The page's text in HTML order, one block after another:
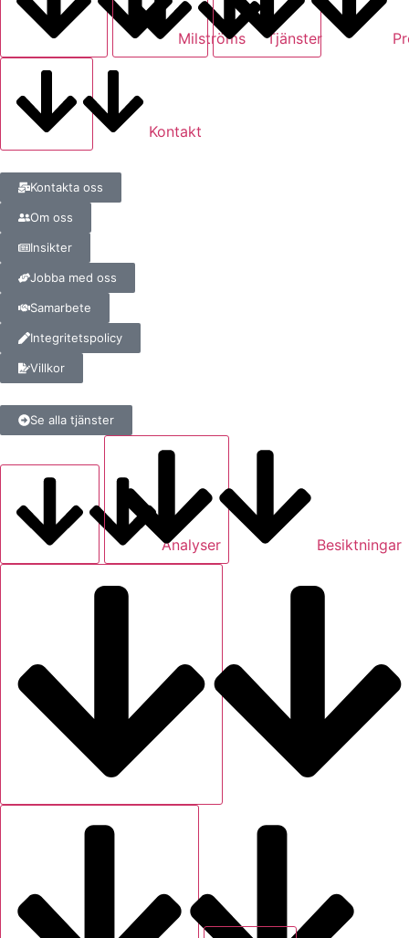
Milströms Tjänster
Kontakt
Kontakta oss
Om oss
Insikter
Jobba med oss
Samarbete
Integritetspolicy
Villkor
Se alla tjänster
Analyser Besiktningar